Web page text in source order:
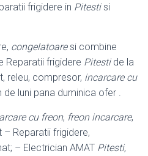
frigidere in Pitestisi
congelatoaresi combine
Reparatii frigidere Pitestide la
releu, compresor, incarcare cu
luni pana duminica ofer .
cu freon, freon incarcare,
– Reparatii frigidere,
– Electrician AMAT Pitesti,